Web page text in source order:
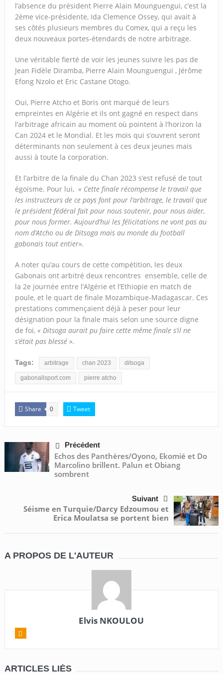
l’absence du président Pierre Alain Mounguengui, c’est la
2ème vice-présidente, Ida Clemence Ossey, qui avait à
ses côtés plusieurs membres du Comex, qui a reçu les
deux nouveaux portes-étendards de notre arbitrage.
Une véritable fierté de voir les jeunes suivre les pas de
Jean Fidèle Diramba, Pierre Alain Mounguengui , Jérôme
Efong Nzolo et Eric Castane Otogo.
Oui, Pierre Atcho et Boris ont marqué de leurs
empreintes en Algérie et ils ont gagné en respect dans
l’arbitrage africain au moment où pointent à l’horizon la
Can 2024 et le Mondial. Et les mois qui s’ouvrent seront
déterminants non seulement à ces deux jeunes mais
aussi à toute la corporation.
Et l’arbitre de la finale du Chan 2023 s’est refusé de tout
égoïsme. Pour lui, « Cette finale récompense le travail que
les instructeurs de ce pays font pour l’arbitrage, le travail que
le président fédéral fait pour nous soutenir, pour nous aider,
pour nous former. Aujourd’hui les félicitations ne vont pas au
nom d’Atcho ou de Ditsoga mais au monde du football
gabonais tout entier».
A noter qu’au cours de cette compétition, les deux
Gabonais ont arbitré deux rencontres ensemble, celle de
la 2e journée entre l’Algérie et l’Ethiopie en match de
poule, et le quart de finale Mozambique-Madagascar. Ces
prestations commençaient déjà à peser pour leur
désignation pour la finale mais selon une source digne
de foi, « Ditsoga aurait pu faire cette même finale s’il ne
s’était pas blessé ».
Tags: arbitrage chan 2023 ditsoga
gabonallsport.com pierre atcho
Share 0 Tweet
Précédent
Echos des Panthères/Oyono, Ekomié et Do
Marcolino brillent. Palun et Obiang
sombrent
Suivant
Séisme en Turquie/Darcy Edzoumou et
Erica Moulatsa se portent bien
A PROPOS DE L'AUTEUR
Elvis NKOULOU
ARTICLES LIÉS